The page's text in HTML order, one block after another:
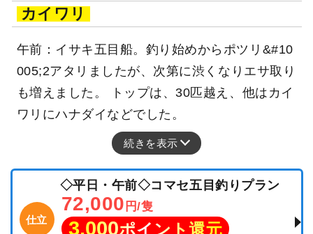
カイワリ
午前：イサキ五目船。釣り始めからポツリ&#10
005;2アタリましたが、次第に渋くなりエサ取り
も増えました。 トップは、30匹越え、他はカイ
ワリにハナダイなどでした。
続きを表示
仕立
◇平日・午前◇コマセ五目釣りプラン
72,000 円/隻
3,000ポイント還元